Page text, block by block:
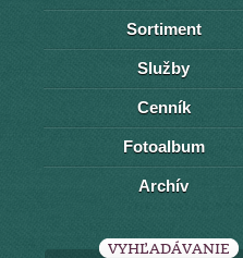
Sortiment
Služby
Cenník
Fotoalbum
Archív
VYHĽADÁVANIE